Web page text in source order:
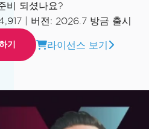
비 되셨나요?
버전: 2026.7 방금 출시
기 라이선스 보기